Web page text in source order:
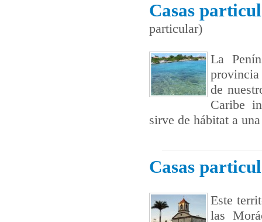
Casas
particular)
La
provincia
de
Caribe
sirve de hábitat a
Casas
Este
las